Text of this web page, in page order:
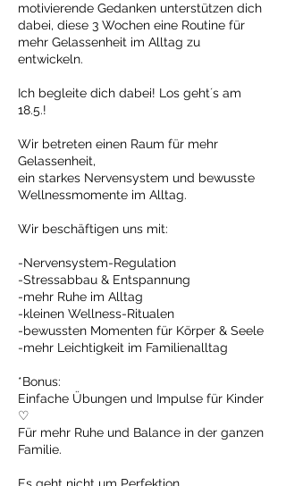
motivierende Gedanken unterstützen dich
dabei, diese 3 Wochen eine Routine für
mehr Gelassenheit im Alltag zu
entwickeln.
Ich begleite dich dabei! Los geht´s am
18.5.!
Wir betreten einen Raum für mehr
Gelassenheit,
ein starkes Nervensystem und bewusste
Wellnessmomente im Alltag.
Wir beschäftigen uns mit:
-Nervensystem-Regulation
-Stressabbau & Entspannung
-mehr Ruhe im Alltag
-kleinen Wellness-Ritualen
-bewussten Momenten für Körper & Seele
-mehr Leichtigkeit im Familienalltag
*Bonus:
Einfache Übungen und Impulse für Kinder
♡
Für mehr Ruhe und Balance in der ganzen
Familie.